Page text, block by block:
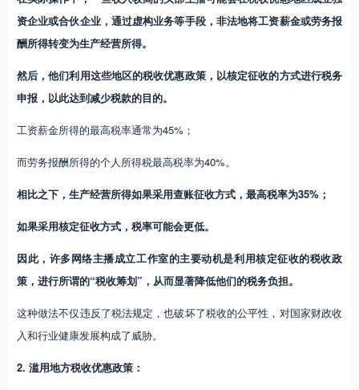
资企业或合伙企业，通过虚构业务等手段，非法地将工资薪金或劳务报
酬所得转变为生产经营所得。
然后，他们利用这些地区的税收优惠政策，以核定征收的方式进行税务
申报，以此达到减少税款的目的。
工资薪金所得的最高税率通常为45%；
而劳务报酬所得的个人所得税最高税率为40%。
相比之下，生产经营所得如果采用查账征收方式，最高税率为35%；
如果采用核定征收方式，税率可能会更低。
因此，许多网络主播成立工作室的主要动机是利用核定征收的税收政
策，进行所谓的“税收筹划”，从而显著降低他们的税务负担。
这种做法不仅违反了税法规定，也破坏了税收的公平性，对国家财政收
入和行业健康发展构成了威胁。
2. 滥用地方税收优惠政策：